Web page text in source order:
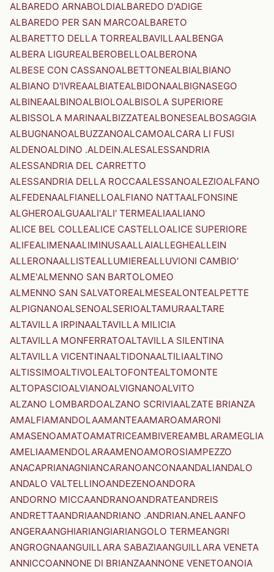
ALBAREDO ARNABOLDIALBAREDO D'ADIGE
ALBAREDO PER SAN MARCOALBARETO
ALBARETTO DELLA TORREALBAVILLAALBENGA
ALBERA LIGUREALBEROBELLOALBERONA
ALBESE CON CASSANOALBETTONEALBIALBIANO
ALBIANO D'IVREAALBIATEALBIDONAALBIGNASEGO
ALBINEAALBINOALBIOLOALBISOLA SUPERIORE
ALBISSOLA MARINAALBIZZATEALBONESEALBOSAGGIA
ALBUGNANOALBUZZANOALCAMOALCARA LI FUSI
ALDENOALDINO .ALDEIN.ALESALESSANDRIA
ALESSANDRIA DEL CARRETTO
ALESSANDRIA DELLA ROCCAALESSANOALEZIOALFANO
ALFEDENAALFIANELLOALFIANO NATTAALFONSINE
ALGHEROALGUAALI'ALI' TERMEALIAALIANO
ALICE BEL COLLEALICE CASTELLOALICE SUPERIORE
ALIFEALIMENAALIMINUSAALLAIALLEGHEALLEIN
ALLERONAALLISTEALLUMIEREALLUVIONI CAMBIO'
ALME'ALMENNO SAN BARTOLOMEO
ALMENNO SAN SALVATOREALMESEALONTEALPETTE
ALPIGNANOALSENOALSERIOALTAMURAALTARE
ALTAVILLA IRPINAALTAVILLA MILICIA
ALTAVILLA MONFERRATOALTAVILLA SILENTINA
ALTAVILLA VICENTINAALTIDONAALTILIAALTINO
ALTISSIMOALTIVOLEALTOFONTEALTOMONTE
ALTOPASCIOALVIANOALVIGNANOALVITO
ALZANO LOMBARDOALZANO SCRIVIAALZATE BRIANZA
AMALFIAMANDOLAAMANTEAAMAROAMARONI
AMASENOAMATOAMATRICEAMBIVEREAMBLARAMEGLIA
AMELIAAMENDOLARAAMENOAMOROSIAMPEZZO
ANACAPRIANAGNIANCARANOANCONAANDALIANDALO
ANDALO VALTELLINOANDEZENOANDORA
ANDORNO MICCAANDRANOANDRATEANDREIS
ANDRETTAANDRIAANDRIANO .ANDRIAN.ANELAANFO
ANGERAANGHIARIANGIARIANGOLO TERMEANGRI
ANGROGNAANGUILLARA SABAZIAANGUILLARA VENETA
ANNICCOANNONE DI BRIANZAANNONE VENETOANOIA